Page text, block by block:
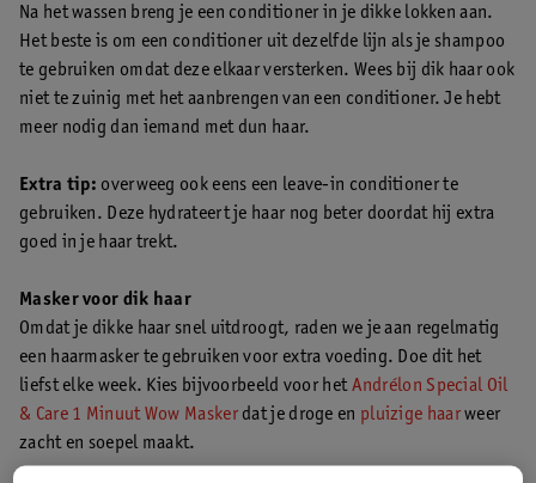
Na het wassen breng je een conditioner in je dikke lokken aan.
Het beste is om een conditioner uit dezelfde lijn als je shampoo
te gebruiken omdat deze elkaar versterken. Wees bij dik haar ook
niet te zuinig met het aanbrengen van een conditioner. Je hebt
meer nodig dan iemand met dun haar.
Extra tip: overweeg ook eens een leave-in conditioner te
gebruiken. Deze hydrateert je haar nog beter doordat hij extra
goed in je haar trekt.
Masker voor dik haar
Omdat je dikke haar snel uitdroogt, raden we je aan regelmatig
een haarmasker te gebruiken voor extra voeding. Doe dit het
liefst elke week. Kies bijvoorbeeld voor hetAndrélon Special Oil
& Care 1 Minuut Wow Maskerdat je droge en pluizige haarweer
zacht en soepel maakt.